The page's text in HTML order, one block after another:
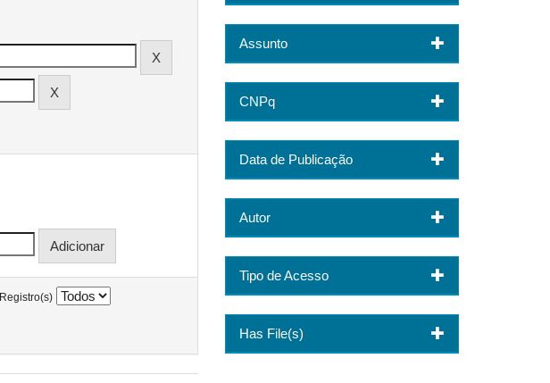
Registro(s)
Assunto
CNPq
Data de Publicação
Autor
Tipo de Acesso
Has File(s)